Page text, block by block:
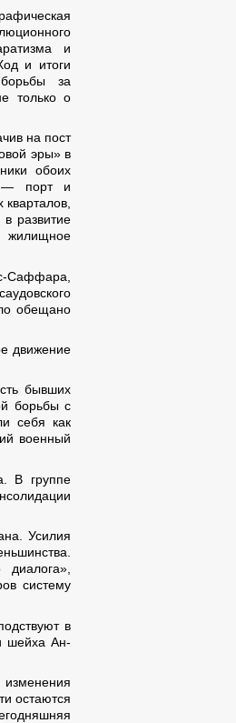
и
и итоги
за
только о
на пост
эры» в
обоих
— порт и
развитие
жилищное
Саффара,
обещано
движение
бывших
борьбы с
себя как
военный
В группе
Усилия
систему
в
шейха Ан-
остаются